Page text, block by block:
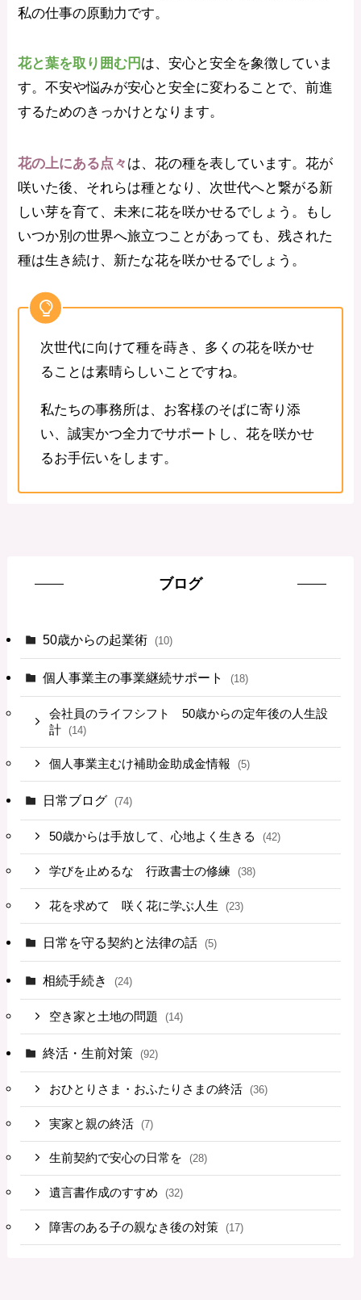
私の仕事の原動力です。
花と葉を取り囲む円 は、安心と安全を象徴していま
す。不安や悩みが安心と安全に変わることで、前進
するためのきっかけとなります。
花の上にある点々 は、花の種を表しています。花が
咲いた後、それらは種となり、次世代へと繋がる新
しい芽を育て、未来に花を咲かせるでしょう。もし
いつか別の世界へ旅立つことがあっても、残された
種は生き続け、新たな花を咲かせるでしょう。
次世代に向けて種を蒔き、多くの花を咲かせ
ることは素晴らしいことですね。
私たちの事務所は、お客様のそばに寄り添
い、誠実かつ全力でサポートし、花を咲かせ
るお手伝いをします。
ブログ
50歳からの起業術 (10)
個人事業主の事業継続サポート (18)
会社員のライフシフト 50歳からの定年後の人生設
計
(14)
個人事業主むけ補助金助成金情報 (5)
日常ブログ (74)
50歳からは手放して、心地よく生きる (42)
学びを止めるな 行政書士の修練 (38)
花を求めて 咲く花に学ぶ人生 (23)
日常を守る契約と法律の話 (5)
相続手続き (24)
空き家と土地の問題 (14)
終活・生前対策 (92)
おひとりさま・おふたりさまの終活 (36)
実家と親の終活 (7)
生前契約で安心の日常を (28)
遺言書作成のすすめ (32)
障害のある子の親なき後の対策 (17)